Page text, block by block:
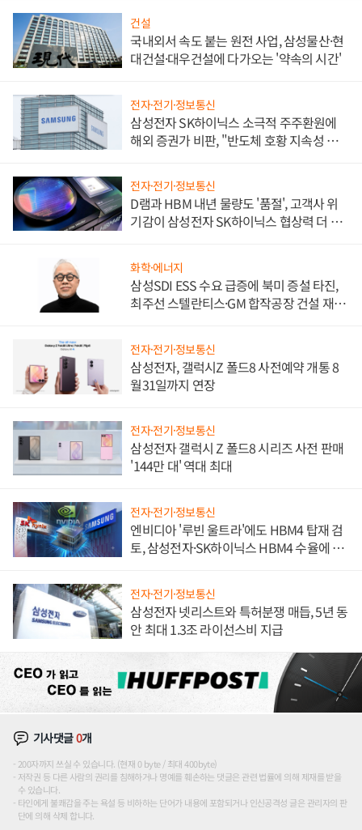
건설
국내외서 속도 붙는 원전 사업, 삼성물산·현
대건설·대우건설에 다가오는 '약속의 시간'
전자·전기·정보통신
삼성전자 SK하이닉스 소극적 주주환원에
해외 증권가 비판, "반도체 호황 지속성 의
전자·전기·정보통신
D램과 HBM 내년 물량도 '품절', 고객사 위
기감이 삼성전자 SK하이닉스 협상력 더 키
화학·에너지
삼성SDI ESS 수요 급증에 북미 증설 타진,
최주선 스텔란티스·GM 합작공장 건설 재추
전자·전기·정보통신
삼성전자, 갤럭시Z 폴드8 사전예약 개통 8
월31일까지 연장
전자·전기·정보통신
삼성전자 갤럭시 Z 폴드8 시리즈 사전 판매
'144만 대' 역대 최대
전자·전기·정보통신
엔비디아 '루빈 울트라'에도 HBM4 탑재 검
토, 삼성전자·SK하이닉스 HBM4 수율에 주
전자·전기·정보통신
삼성전자 넷리스트와 특허분쟁 매듭, 5년 동
안 최대 1.3조 라이선스비 지급
기사댓글0개
200자까지 쓰실 수 있습니다. (현재 0 byte / 최대 400byte)
저작권 등 다른 사람의 권리를 침해하거나 명예를 훼손하는 댓글은 관련 법률에 의해 제재를 받을
수 있습니다.
타인에게 불쾌감을 주는 욕설 등 비하하는 단어가 내용에 포함되거나 인신공격성 글은 관리자의 판
단에 의해 삭제 합니다.